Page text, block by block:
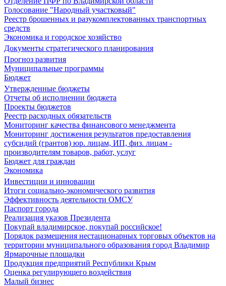
Голосование "Народный участковый"
Реестр брошенных и разукомплектованных транспортных
средств
Экономика и городское хозяйство
Документы стратегического планирования
Прогноз развития
Муниципальные программы
Бюджет
Утвержденные бюджеты
Отчеты об исполнении бюджета
Проекты бюджетов
Реестр расходных обязательств
Мониторинг качества финансового менеджмента
Мониторинг достижения результатов предоставления
субсидий (грантов) юр. лицам, ИП, физ. лицам -
производителям товаров, работ, услуг
Бюджет для граждан
Экономика
Инвестиции и инновации
Итоги социально-экономического развития
Эффективность деятельности ОМСУ
Паспорт города
Реализация указов Президента
Покупай владимирское, покупай российское!
Порядок размещения нестационарных торговых объектов на
территории муниципального образования город Владимир
Ярмарочные площадки
Продукция предприятий Республики Крым
Оценка регулирующего воздействия
Малый бизнес